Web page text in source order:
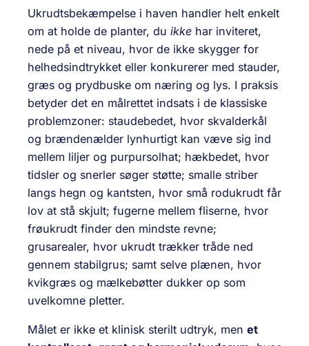
Ukrudtsbekæmpelse i haven handler helt enkelt
om at holde de planter, du ikke har inviteret,
nede på et niveau, hvor de ikke skygger for
helhedsindtrykket eller konkurerer med stauder,
græs og prydbuske om næring og lys. I praksis
betyder det en målrettet indsats i de klassiske
problemzoner: staudebedet, hvor skvalderkål
og brændenælder lynhurtigt kan væve sig ind
mellem liljer og purpursolhat; hækbedet, hvor
tidsler og snerler søger støtte; smalle striber
langs hegn og kantsten, hvor små rodukrudt får
lov at stå skjult; fugerne mellem fliserne, hvor
frøukrudt finder den mindste revne;
grusarealer, hvor ukrudt trækker tråde ned
gennem stabilgrus; samt selve plænen, hvor
kvikgræs og mælkebøtter dukker op som
uvelkomne pletter.
Målet er ikke et klinisk sterilt udtryk, men et